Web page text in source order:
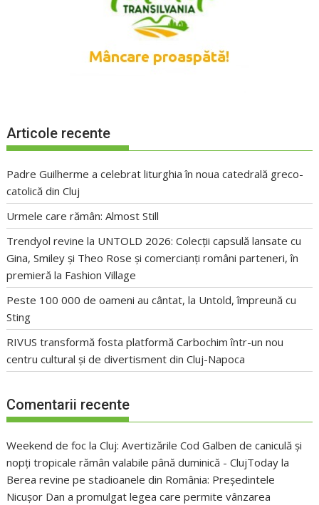
Articole recente
Padre Guilherme a celebrat liturghia în noua catedrală greco-
catolică din Cluj
Urmele care rămân: Almost Still
Trendyol revine la UNTOLD 2026: Colecții capsulă lansate cu
Gina, Smiley și Theo Rose și comercianți români parteneri, în
premieră la Fashion Village
Peste 100 000 de oameni au cântat, la Untold, împreună cu
Sting
RIVUS transformă fosta platformă Carbochim într-un nou
centru cultural și de divertisment din Cluj-Napoca
Comentarii recente
Weekend de foc la Cluj: Avertizările Cod Galben de caniculă și
nopți tropicale rămân valabile până duminică - ClujToday la
Berea revine pe stadioanele din România: Președintele
Nicușor Dan a promulgat legea care permite vânzarea